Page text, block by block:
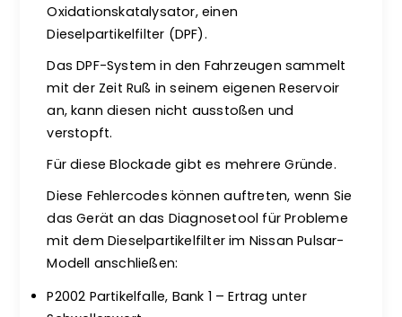
Oxidationskatalysator, einen
Dieselpartikelfilter (DPF).
Das DPF-System in den Fahrzeugen sammelt
mit der Zeit Ruß in seinem eigenen Reservoir
an, kann diesen nicht ausstoßen und
verstopft.
Für diese Blockade gibt es mehrere Gründe.
Diese Fehlercodes können auftreten, wenn Sie
das Gerät an das Diagnosetool für Probleme
mit dem Dieselpartikelfilter im Nissan Pulsar-
Modell anschließen:
P2002 Partikelfalle, Bank 1 – Ertrag unter